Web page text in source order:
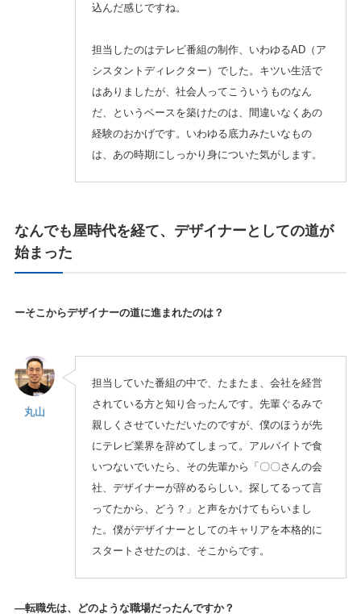
込んだ感じですね。
担当したのはテレビ番組の制作、いわゆるAD（ア
シスタントディレクター）でした。キツい生活で
はありましたが、社会人ってこういうものなん
だ、というベースを築けたのは、間違いなくあの
経験のおかげです。いわゆる底力みたいなもの
は、あの時期にしっかり身についた気がします。
なんでも屋時代を経て、デザイナーとしての道が
始まった
ーそこからデザイナーの道に進まれたのは？
丸山
担当していた番組の中で、たまたま、会社を経営
されている方と知り合ったんです。先輩ぐるみで
親しくさせていただいたのですが、僕のほうが先
にテレビ業界を辞めてしまって。アルバイトで食
いつないでいたら、その先輩から「〇〇さんの会
社、デザイナーが辞めるらしい。探してるって言
ってたから、どう？」と声をかけてもらいまし
た。僕がデザイナーとしてのキャリアを本格的に
スタートさせたのは、そこからです。
—転職先は、どのような職場だったんですか？